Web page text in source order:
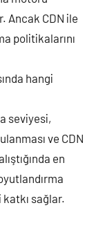
Ancak CDN ile
politikalarını
hangi
seviyesi,
ve CDN
en
sağlar.